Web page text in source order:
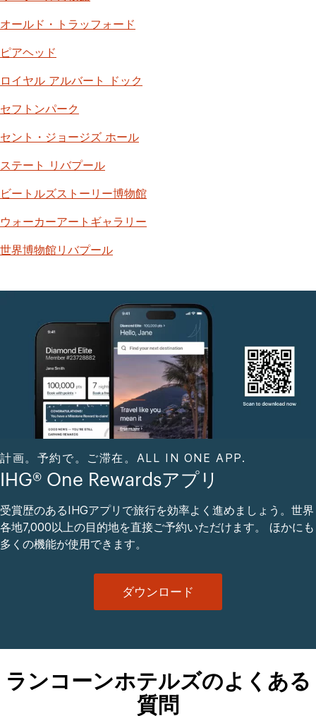
オールド・トラッフォード
ピアヘッド
ロイヤル アルバート ドック
セフトンパーク
セント・ジョージズ ホール
ステート リバプール
ビートルズストーリー博物館
ウォーカーアートギャラリー
世界博物館リバプール
計画。予約で。ご滞在。ALL IN ONE APP.
IHG® One Rewardsアプリ
受賞歴のあるIHGアプリで旅行を効率よく進めましょう。世界
各地7,000以上の目的地を直接ご予約いただけます。 ほかにも
多くの機能が使用できます。
ダウンロード
ランコーンホテルズのよくある
質問